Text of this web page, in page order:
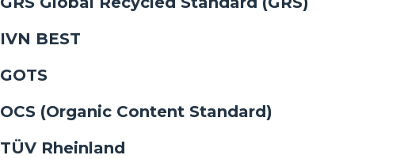
IVN BEST
GOTS
OCS (Organic Content Standard)
TÜV Rheinland